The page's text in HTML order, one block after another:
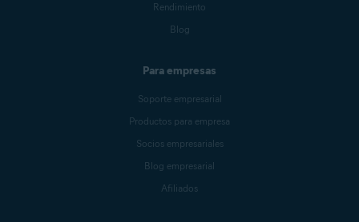
Rendimiento
Blog
Para empresas
Soporte empresarial
Productos para empresa
Socios empresariales
Blog empresarial
Afiliados